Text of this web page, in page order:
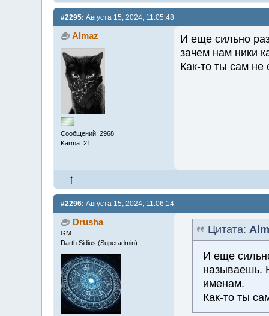
#2295: Августа 15, 2024, 11:05:48
Almaz
Сообщений: 2968
Karma: 21
И еще сильно
зачем нам ники
Как-то ты сам не
#2296: Августа 15, 2024, 11:06:14
Drusha
GM
Darth Sidius (Superadmin)
Цитата:
И еще
называешь.
именам.
Как-то ты